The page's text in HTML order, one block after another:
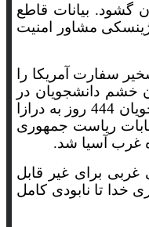
گشود. بیانات قاطع
رئیس دولت موقت و برژینسکی مشاور امنیت
سفارت آمریکا را
خشم دانشجویان در
تسخیر لانه جاسوسی با شیوه های مختلف سعی در پایان دادن ماجرا داشتند. اما با درایت روشن امام و تعبیر انقلاب دوم برای این حادثه ماندن دانشجویان 444 روز به درازا
ریاست جمهوری
غرب آسیا شد.
ترکیبی عبری عربی غربی برای غیر قابل
خدا تا نابودى کامل